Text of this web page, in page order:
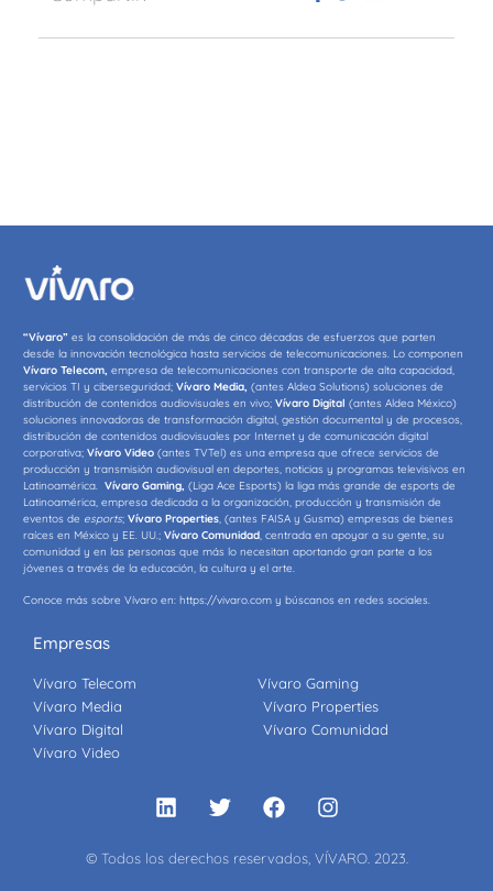
“Vívaro” es la consolidación de más de cinco décadas de esfuerzos que parten
desde la innovación tecnológica hasta servicios de telecomunicaciones. Lo componen
Vívaro Telecom, empresa de telecomunicaciones con transporte de alta capacidad,
servicios TI y ciberseguridad; Vívaro Media, (antes Aldea Solutions) soluciones de
distribución de contenidos audiovisuales en vivo; Vívaro Digital (antes Aldea México)
soluciones innovadoras de transformación digital, gestión documental y de procesos,
distribución de contenidos audiovisuales por Internet y de comunicación digital
corporativa; Vívaro Video (antes TVTel) es una empresa que ofrece servicios de
producción y transmisión audiovisual en deportes, noticias y programas televisivos en
Latinoamérica. Vívaro Gaming, (Liga Ace Esports) la liga más grande de esports de
Latinoamérica, empresa dedicada a la organización, producción y transmisión de
eventos de esports; Vívaro Properties , (antes FAISA y Gusma) empresas de bienes
raíces en México y EE. UU.; Vívaro Comunidad , centrada en apoyar a su gente, su
comunidad y en las personas que más lo necesitan aportando gran parte a los
jóvenes a través de la educación, la cultura y el arte.
Conoce más sobre Vívaro en: https://vivaro.com y búscanos en redes sociales.
Empresas
Vívaro Telecom
Vívaro Media
Vívaro Digital
Vívaro Video
Vívaro Gaming
Vívaro Properties
Vívaro Comunidad
© Todos los derechos reservados, VÍVARO. 2023.